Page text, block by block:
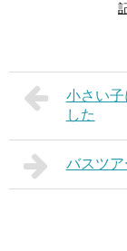
小さい
した
バスツ